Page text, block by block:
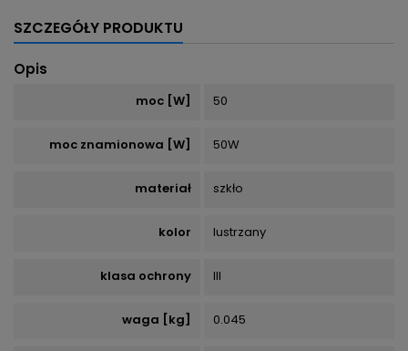
SZCZEGÓŁY PRODUKTU
Opis
moc [W] 50
moc znamionowa [W] 50W
materiał szkło
kolor lustrzany
klasa ochrony III
waga [kg] 0.045